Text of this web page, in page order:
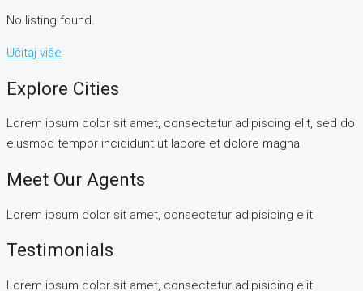
No listing found.
Učitaj više
Explore Cities
Lorem ipsum dolor sit amet, consectetur adipiscing elit, sed do
eiusmod tempor incididunt ut labore et dolore magna
Meet Our Agents
Lorem ipsum dolor sit amet, consectetur adipisicing elit
Testimonials
Lorem ipsum dolor sit amet, consectetur adipisicing elit